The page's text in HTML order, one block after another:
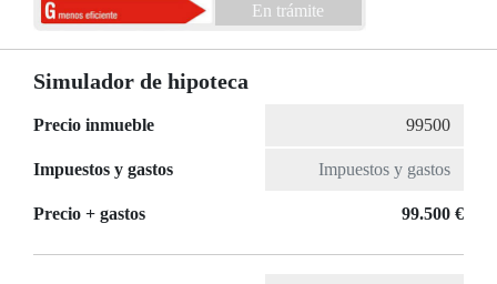
En trámite
Simulador de hipoteca
Precio inmueble
Impuestos y gastos
Precio + gastos 99.500 €